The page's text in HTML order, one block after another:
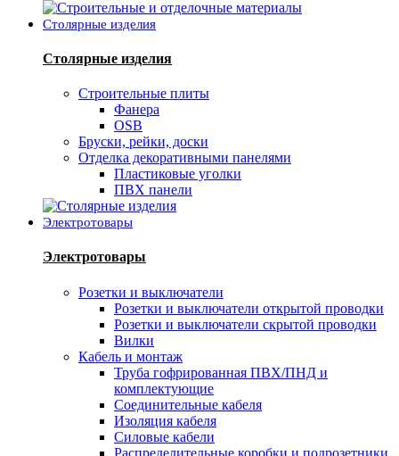
Столярные изделия
Столярные изделия
Строительные плиты
Фанера
OSB
Бруски, рейки, доски
Отделка декоративными панелями
Пластиковые уголки
ПВХ панели
Электротовары
Электротовары
Розетки и выключатели
Розетки и выключатели открытой проводки
Розетки и выключатели скрытой проводки
Вилки
Кабель и монтаж
Труба гофрированная ПВХ/ПНД и
комплектующие
Соединительные кабеля
Изоляция кабеля
Силовые кабели
Распределительные коробки и подрозетники